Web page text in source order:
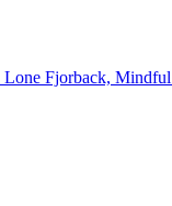
Fjorback,